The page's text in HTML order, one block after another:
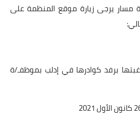
مسار يرجى زيارة موقع المنظمة على
برفد كوادرها في إدلب بموظفـ/ة